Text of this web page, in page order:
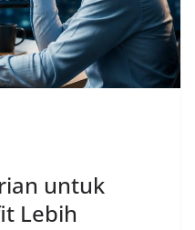
untuk
Lebih